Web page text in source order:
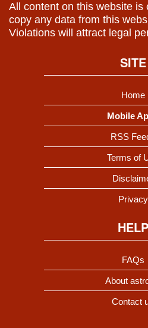
All content on this website is
copy any data from this
Violations will attract legal
SITE
Home
Mobile
RSS
Terms of
Privacy
HELP
FAQs
About
Contact